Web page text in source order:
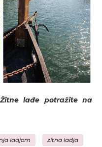
lađe potražite na
ladjom zitna ladja